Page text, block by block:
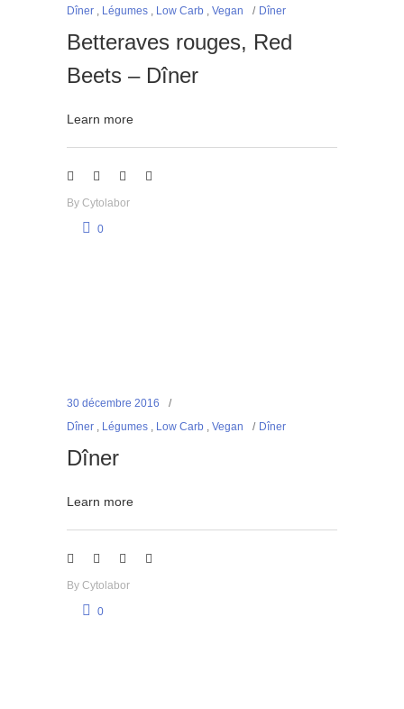
Dîner , Légumes , Low Carb , Vegan Dîner
Betteraves rouges, Red
Beets – Dîner
Learn more
By Cytolabor
0
30 décembre 2016
Dîner , Légumes , Low Carb , Vegan Dîner
Dîner
Learn more
By Cytolabor
0